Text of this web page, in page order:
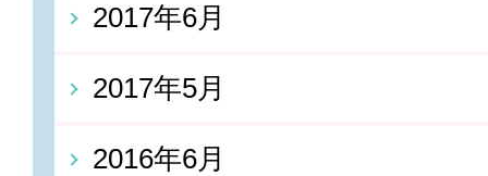
2017年6月
2017年5月
2016年6月